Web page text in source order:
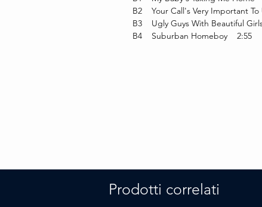
B2 Your Call's Very Important
B3 Ugly Guys With Beautiful
B4 Suburban Homeboy 2:55
Prodotti correlati